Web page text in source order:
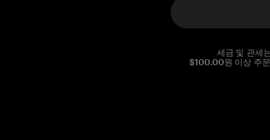
세금 및 관세
$100.00원 이상 주